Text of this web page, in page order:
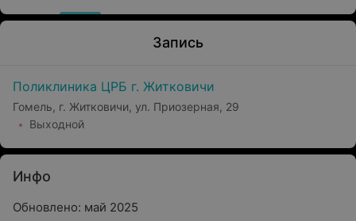
Запись
Поликлиника ЦРБ г. Житковичи
Гомель, г. Житковичи, ул. Приозерная, 29
Выходной
Инфо
Обновлено: май 2025